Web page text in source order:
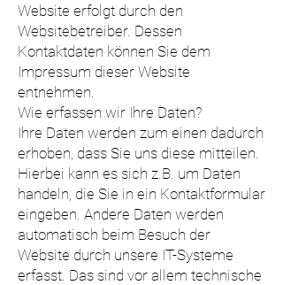
Website erfolgt durch den
Websitebetreiber. Dessen
Kontaktdaten können Sie dem
Impressum dieser Website
entnehmen.
Wie erfassen wir Ihre Daten?
Ihre Daten werden zum einen dadurch
erhoben, dass Sie uns diese mitteilen.
Hierbei kann es sich z.B. um Daten
handeln, die Sie in ein Kontaktformular
eingeben. Andere Daten werden
automatisch beim Besuch der
Website durch unsere IT-Systeme
erfasst. Das sind vor allem technische